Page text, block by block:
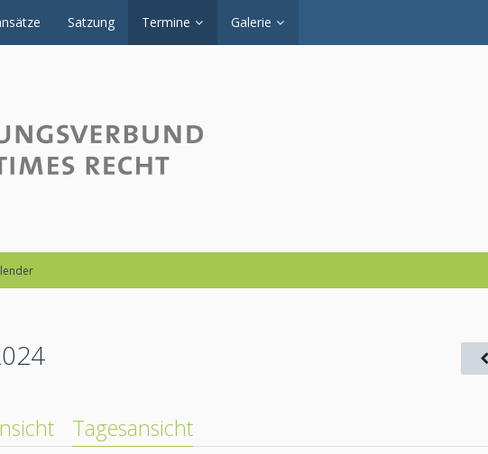
Satzung Termine Galerie
Tagesansicht